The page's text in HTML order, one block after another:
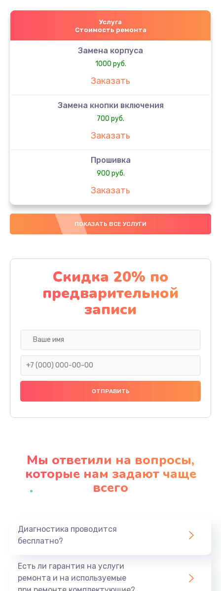
Услуга
Стоимость ремонта
Замена корпуса
1000 руб.
Заказать
Замена кнопки включения
700 руб.
Заказать
Прошивка
900 руб.
Заказать
Профилактическая чистка
700 руб.
Замена/ремонт платы
1100 руб.
Заказать
Ремонт корпуса
1000 руб.
Заказать
Ремонт потенциометров
Заказать
ПОКАЗАТЬ ВСЕ УСЛУГИ
Скидка 20% по
предварительной
записи
Мы ответили на вопросы,
которые нам задают чаще
всего
Диагностика проводится
бесплатно?
Есть ли гарантия на услуги
ремонта и на используемые